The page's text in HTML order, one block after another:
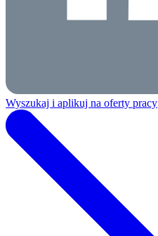
Wyszukaj i aplikuj na oferty pracy